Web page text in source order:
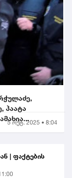
პაატა
5 ოქტ. 2025 • 8:04
| ფაქტების